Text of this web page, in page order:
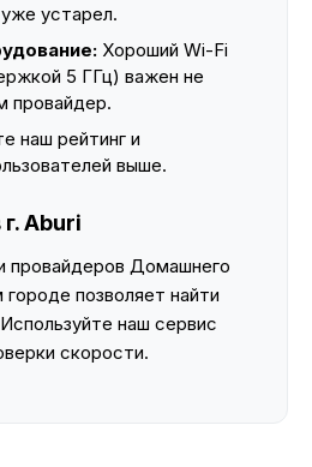
устарел.
Хороший Wi-Fi
5 ГГц) важен не
провайдер.
наш рейтинг и
выше.
Aburi
провайдеров Домашнего
позволяет найти
наш сервис
скорости.